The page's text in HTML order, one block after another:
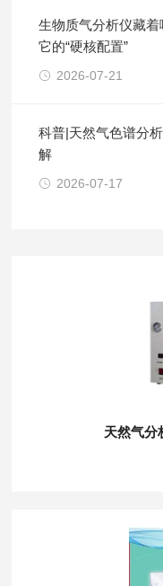
生物质气分析仪藏
它的“硬核配置”
2026-07-21
科普|天然气色谱分
解
2026-07-17
天然气分